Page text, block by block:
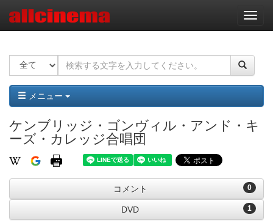
ナ
ビ
ー
ョ
ン
メニュー
ケンブリッジ・ゴンヴィル・アンド・キ
ーズ・カレッジ合唱団
0
コメント
1
DVD